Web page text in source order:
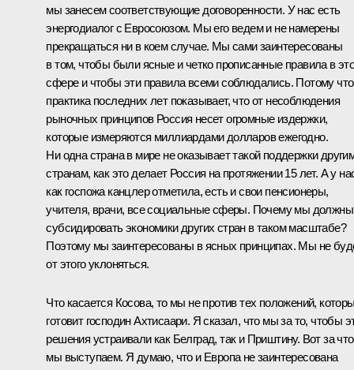
мы занесем соответствующие договоренности. У нас есть
энергодиалог с Евросоюзом. Мы его ведем и не намерены
прекращаться ни в коем случае. Мы сами заинтересованы
в том, чтобы были ясные и четко прописанные правила в
сфере и чтобы эти правила всеми соблюдались. Потому что
практика последних лет показывает, что от несоблюдения
рыночных принципов Россия несет огромные издержки,
которые измеряются миллиардами долларов ежегодно.
Ни одна страна в мире не оказывает такой поддержки
странам, как это делает Россия на протяжении 15 лет. А у
как госпожа канцлер отметила, есть и свои пенсионеры,
учителя, врачи, все социальные сферы. Почему мы должны
субсидировать экономики других стран в таком масштабе?
Поэтому мы заинтересованы в ясных принципах. Мы не
от этого уклоняться.
Что касается Косова, то мы не против тех положений,
готовит господин Ахтисаари. Я сказал, что мы за то, чтобы
решения устраивали как Белград, так и Приштину. Вот за что
мы выступаем. Я думаю, что и Европа не заинтересована